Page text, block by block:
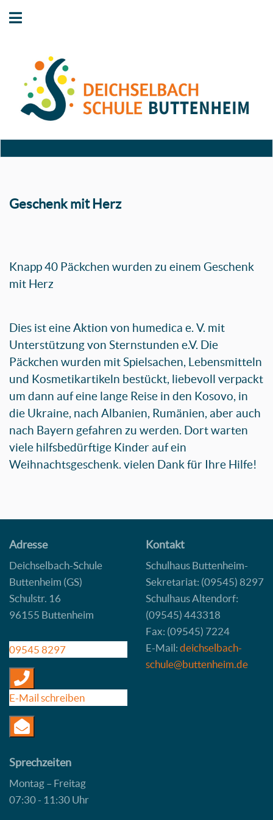
Geschenk mit Herz
Knapp 40 Päckchen wurden zu einem Geschenk
mit Herz
Dies ist eine Aktion von humedica e. V. mit
Unterstützung von Sternstunden e.V. Die
Päckchen wurden mit Spielsachen, Lebensmitteln
und Kosmetikartikeln bestückt, liebevoll verpackt
um dann auf eine lange Reise in den Kosovo, in
die Ukraine, nach Albanien, Rumänien, aber auch
nach Bayern gefahren zu werden. Dort warten
viele hilfsbedürftige Kinder auf ein
Weihnachtsgeschenk. vielen Dank für Ihre Hilfe!
Adresse
Deichselbach-Schule
Buttenheim (GS)
Schulstr. 16
96155 Buttenheim
09545 8297
E-Mail schreiben
Kontakt
Schulhaus Buttenheim-
Sekretariat: (09545) 8297
Schulhaus Altendorf:
(09545) 443318
Fax: (09545) 7224
E-Mail: deichselbach-
schule@buttenheim.de
Sprechzeiten
Montag – Freitag
07:30 - 11:30 Uhr